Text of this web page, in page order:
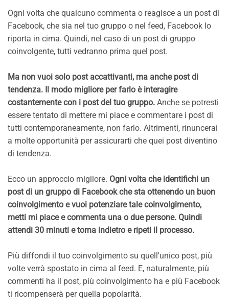
Ogni volta che qualcuno commenta o reagisce a un post di
Facebook, che sia nel tuo gruppo o nel feed, Facebook lo
riporta in cima. Quindi, nel caso di un post di gruppo
coinvolgente, tutti vedranno prima quel post.
Ma non vuoi solo post accattivanti, ma anche post di
tendenza. Il modo migliore per farlo è interagire
costantemente con i post del tuo gruppo. Anche se potresti
essere tentato di mettere mi piace e commentare i post di
tutti contemporaneamente, non farlo. Altrimenti, rinuncerai
a molte opportunità per assicurarti che quei post diventino
di tendenza.
Ecco un approccio migliore. Ogni volta che identifichi un
post di un gruppo di Facebook che sta ottenendo un buon
coinvolgimento e vuoi potenziare tale coinvolgimento,
metti mi piace e commenta una o due persone. Quindi
attendi 30 minuti e torna indietro e ripeti il ​​processo.
Più diffondi il tuo coinvolgimento su quell'unico post, più
volte verrà spostato in cima al feed. E, naturalmente, più
commenti ha il post, più coinvolgimento ha e più Facebook
ti ricompenserà per quella popolarità.